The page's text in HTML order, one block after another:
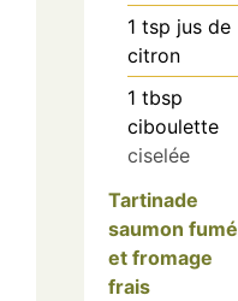
1 tsp jus de
citron
1 tbsp
ciboulette
ciselée
Tartinade
saumon fumé
et fromage
frais